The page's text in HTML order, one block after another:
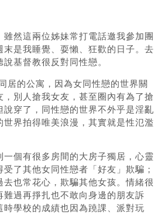
然這兩位姊妹常打電話邀我參加團
是我睡覺、耍懶、狂歡的日子。去
基督教很反對同性戀。
居的公寓，因為女同性戀的世界關
別人搶我女友，甚至圈內有為了搶
穿了，同性戀的世界不外乎是淫亂
界拍得唯美浪漫，其實就是性氾濫
個有很多房間的大房子獨居，心靈
了其他女同性戀者「好友」欺騙；
也常花心，欺騙其他女孩。情緒很
過再掙扎也不敢向身邊的朋友訴
學校的成績也因為蹺課、派對玩